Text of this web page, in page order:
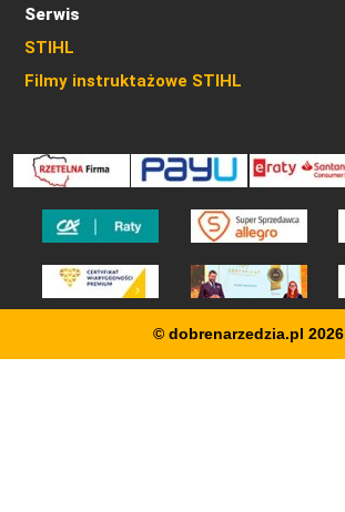
Serwis
STIHL
Filmy instruktażowe STIHL
© dobrenarzedzia.pl 2026